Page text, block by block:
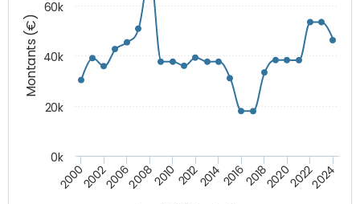
Montants (€)
20002002200620082010 2012201420162018202020222024
0k
20k
40k
60k